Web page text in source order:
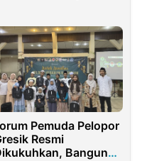
Pemuda Pelopor
Resmi
Bangun